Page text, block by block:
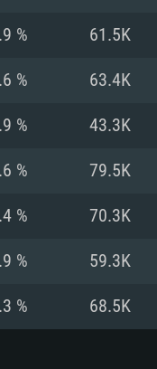
리: 16 GB 이상
픽 카드:
워크: 브로드
저장 공간:
리: 16 GB
픽 카드:
급의 성능을
하는 AMD
% 61.5K
% 63.4K
% 43.3K
% 79.5K
% 70.3K
% 59.3K
% 68.5K